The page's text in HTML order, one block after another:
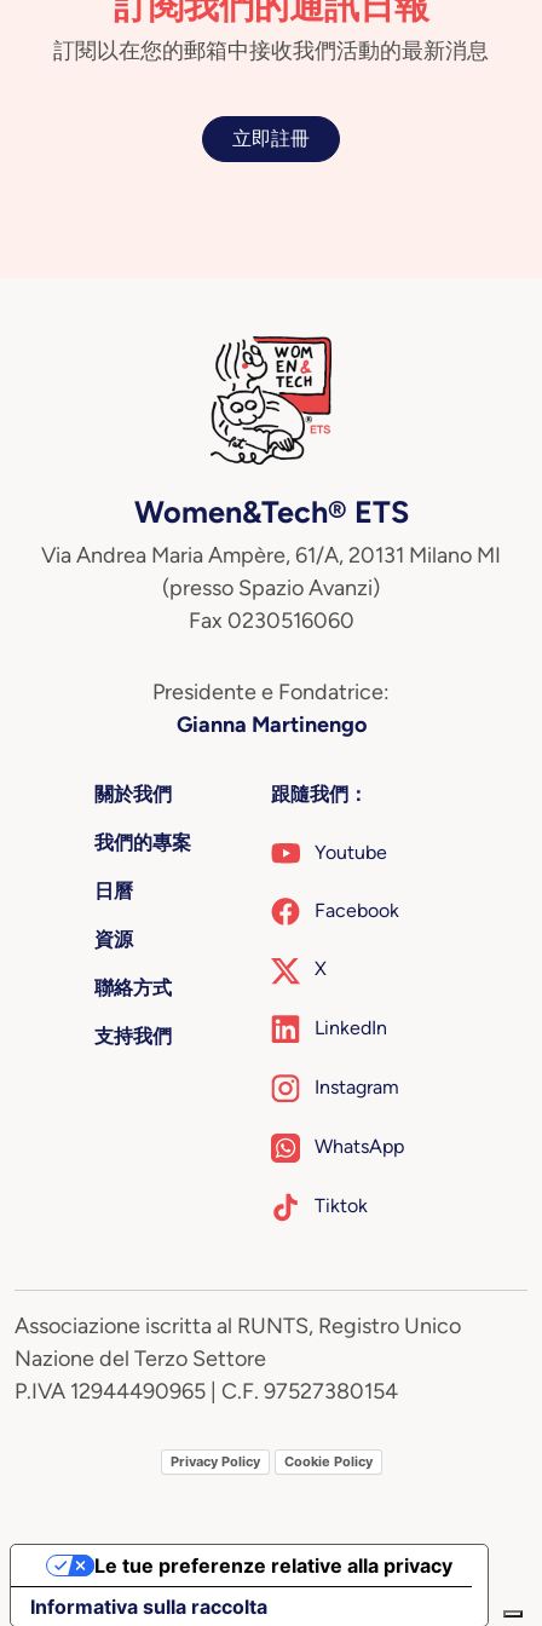
訂閱以在您的郵箱中接收我們活動的最新消息
立即註冊
Women&Tech® ETS
Via Andrea Maria Ampère, 61/A, 20131 Milano MI
(presso Spazio Avanzi)
Fax 0230516060
Presidente e Fondatrice:
Gianna Martinengo
關於我們
我們的專案
日曆
資源
聯絡方式
支持我們
跟隨我們：
Youtube
Facebook
X
LinkedIn
Instagram
WhatsApp
Tiktok
Associazione iscritta al RUNTS, Registro Unico
Nazione del Terzo Settore
P.IVA 12944490965 | C.F. 97527380154
Privacy Policy Cookie Policy
Informativa sulla raccolta
Le tue preferenze relative alla privacy